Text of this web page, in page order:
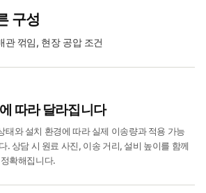
구성
관 꺾임, 현장 공압 조건
따라 달라집니다
태와 설치 환경에 따라 실제 이송량과 적용 가능
. 상담 시 원료 사진, 이송 거리, 설비 높이를 함께
확해집니다.